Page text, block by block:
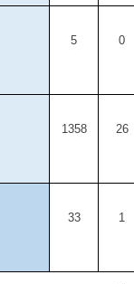
5 0
1358 26
33 1